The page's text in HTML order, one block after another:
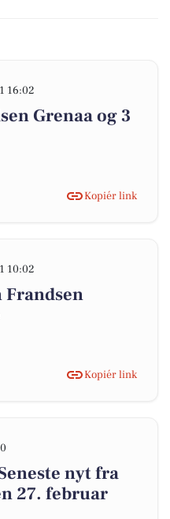
16:02
Grenaa og 3
Kopiér link
10:02
Frandsen
Kopiér link
nyt fra
27. februar